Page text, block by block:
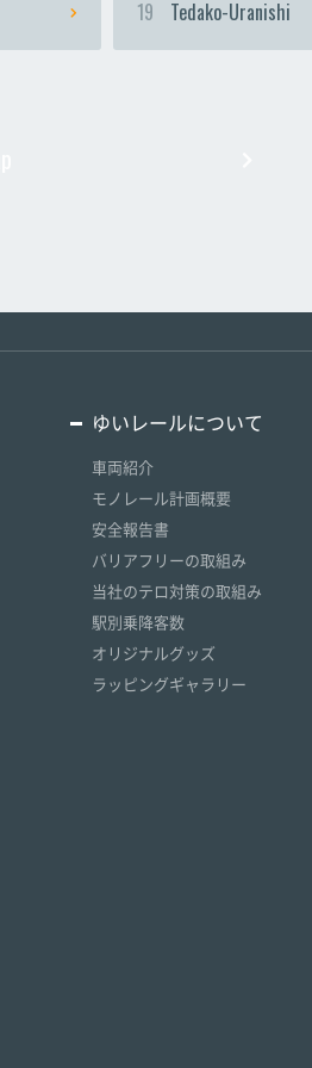
19 Tedako-Uranishi
ゆいレールについて
車両紹介
モノレール計画概要
安全報告書
バリアフリーの取組み
当社のテロ対策の取組み
駅別乗降客数
オリジナルグッズ
ラッピングギャラリー